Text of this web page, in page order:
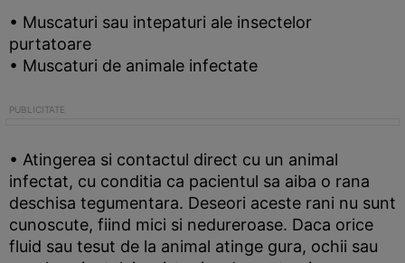
• Muscaturi sau intepaturi ale insectelor
purtatoare
• Muscaturi de animale infectate
• Atingerea si contactul direct cu un animal
infectat, cu conditia ca pacientul sa aiba o rana
deschisa tegumentara. Deseori aceste rani nu sunt
cunoscute, fiind mici si nedureroase. Daca orice
fluid sau tesut de la animal atinge gura, ochii sau